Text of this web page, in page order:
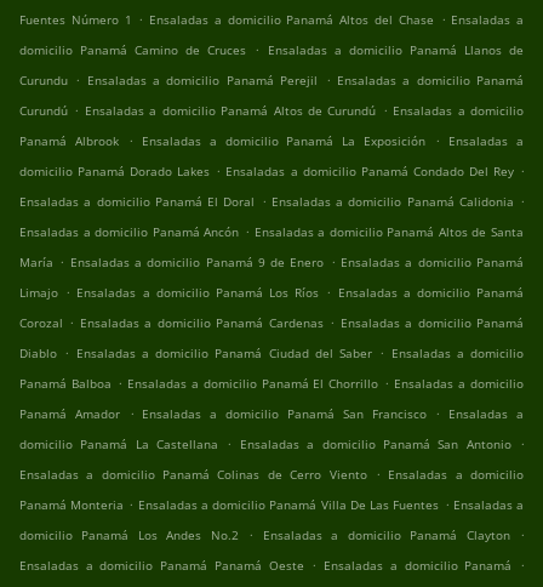
Fuentes Número 1 . Ensaladas a domicilio Panamá Altos del Chase . Ensaladas a
domicilio Panamá Camino de Cruces
.
Ensaladas a domicilio Panamá Llanos de
Curundu . Ensaladas a domicilio Panamá Perejil . Ensaladas a domicilio Panamá
Curundú . Ensaladas a domicilio Panamá Altos de Curundú . Ensaladas a domicilio
Panamá Albrook
. Ensaladas a domicilio Panamá La Exposición .
Ensaladas a
domicilio Panamá Dorado Lakes . Ensaladas a domicilio Panamá Condado Del Rey .
Ensaladas a domicilio Panamá El Doral . Ensaladas a domicilio Panamá Calidonia .
Ensaladas a domicilio Panamá Ancón . Ensaladas a domicilio Panamá Altos de Santa
María . Ensaladas a domicilio Panamá 9 de Enero . Ensaladas a domicilio Panamá
Limajo . Ensaladas a domicilio Panamá Los Ríos . Ensaladas a domicilio Panamá
Corozal . Ensaladas a domicilio Panamá Cardenas . Ensaladas a domicilio Panamá
Diablo . Ensaladas a domicilio Panamá Ciudad del Saber . Ensaladas a domicilio
Panamá Balboa . Ensaladas a domicilio Panamá El Chorrillo . Ensaladas a domicilio
Panamá Amador
. Ensaladas a domicilio Panamá San Francisco .
Ensaladas a
domicilio Panamá La Castellana
. Ensaladas a domicilio Panamá San Antonio .
Ensaladas a domicilio Panamá Colinas de Cerro Viento
. Ensaladas a domicilio
Panamá Monteria . Ensaladas a domicilio Panamá Villa De Las Fuentes . Ensaladas a
domicilio Panamá Los Andes No.2
. Ensaladas a domicilio Panamá Clayton
.
Ensaladas a domicilio Panamá Panamá Oeste . Ensaladas a domicilio Panamá
.